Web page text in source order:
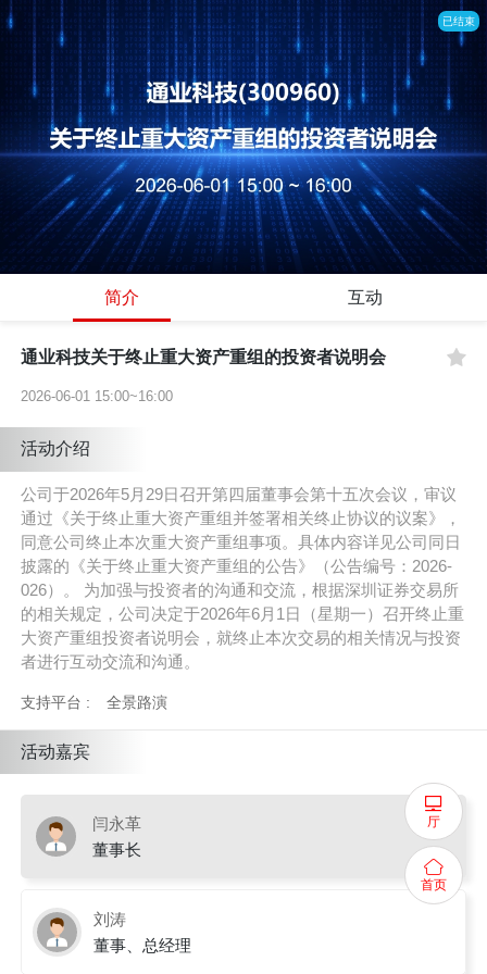
已结束
简介 互动
通业科技关于终止重大资产重组的投资者说明会
2026-06-01 15:00~16:00
活动介绍
公司于2026年5月29日召开第四届董事会第十五次会议，审议
通过《关于终止重大资产重组并签署相关终止协议的议案》，
同意公司终止本次重大资产重组事项。具体内容详见公司同日
披露的《关于终止重大资产重组的公告》（公告编号：2026-
026）。 为加强与投资者的沟通和交流，根据深圳证券交易所
的相关规定，公司决定于2026年6月1日（星期一）召开终止重
大资产重组投资者说明会，就终止本次交易的相关情况与投资
者进行互动交流和沟通。
支持平台 : 全景路演
活动嘉宾
闫永革
董事长
刘涛
董事、总经理
厅
首页